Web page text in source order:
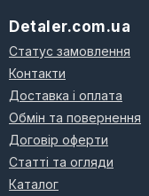
Detaler.com.ua
Статус замовлення
Контакти
Доставка і оплата
Обмін та повернення
Договір оферти
Статті та огляди
Каталог